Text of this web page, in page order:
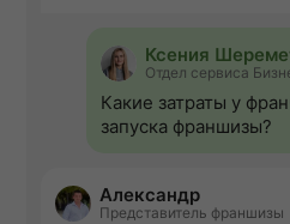
Ксения
Отдел сервиса
Какие затраты у
запуска франшизы?
Александр
Представитель франшизы